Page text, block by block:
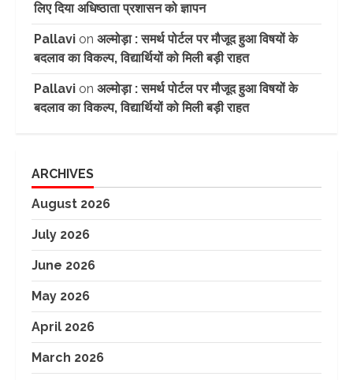
लिए दिया अधिष्ठाता प्रशासन को ज्ञापन
Pallavi on अल्मोड़ा : समर्थ पोर्टल पर मौजूद हुआ विषयों के
बदलाव का विकल्प, विद्यार्थियों को मिली बड़ी राहत
Pallavi on अल्मोड़ा : समर्थ पोर्टल पर मौजूद हुआ विषयों के
बदलाव का विकल्प, विद्यार्थियों को मिली बड़ी राहत
ARCHIVES
August 2026
July 2026
June 2026
May 2026
April 2026
March 2026